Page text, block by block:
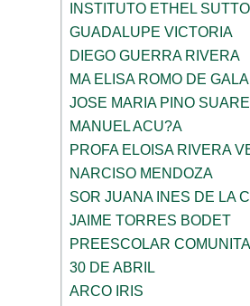
INSTITUTO ETHEL
GUADALUPE VICTORIA
DIEGO GUERRA RIVERA
MA ELISA ROMO DE
JOSE MARIA PINO
MANUEL ACU?A
PROFA ELOISA RIVERA
NARCISO MENDOZA
SOR JUANA INES DE LA
JAIME TORRES BODET
PREESCOLAR
30 DE ABRIL
ARCO IRIS